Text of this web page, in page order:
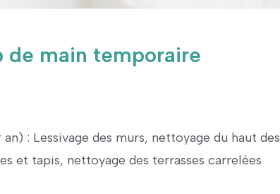
de main temporaire
: Lessivage des murs, nettoyage du haut des
et tapis, nettoyage des terrasses carrelées